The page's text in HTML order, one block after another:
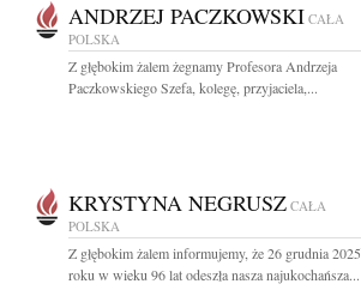
ANDRZEJ PACZKOWSKI CAŁA
POLSKA
Z głębokim żalem żegnamy Profesora Andrzeja
Paczkowskiego Szefa, kolegę, przyjaciela,...
KRYSTYNA NEGRUSZ CAŁA
POLSKA
Z głębokim żalem informujemy, że 26 grudnia 2025
roku w wieku 96 lat odeszła nasza najukochańsza...